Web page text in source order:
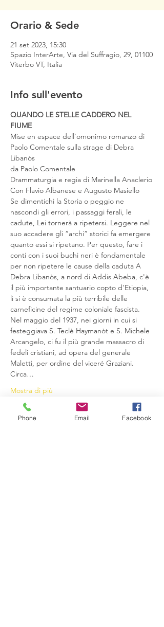
Orario & Sede
21 set 2023, 15:30
Spazio InterArte, Via del Suffragio, 29, 01100
Viterbo VT, Italia
Info sull'evento
QUANDO LE STELLE CADDERO NEL
FIUME
Mise en espace dell’omonimo romanzo di
Paolo Comentale sulla strage di Debra
Libanòs
da Paolo Comentale
Drammaturgia e regia di Marinella Anaclerio
Con Flavio Albanese e Augusto Masiello
Se dimentichi la Storia o peggio ne
nascondi gli errori, i passaggi ferali, le
cadute, Lei tornerà a ripetersi. Leggere nel
suo accadere gli “archi” storici fa emergere
quanto essi si ripetano. Per questo, fare i
conti con i suoi buchi neri è fondamentale
per non ripetere le cause della caduta A
Debra Libanòs, a nord di Addis Abeba, c'è
il più importante santuario copto d'Etiopia,
lì si è consumata la più terribile delle
carneficine del regime coloniale fascista.
Nel maggio del 1937, nei giorni in cui si
festeggiava S. Teclè Haymanòt e S. Michele
Arcangelo, ci fu il più grande massacro di
fedeli cristiani, ad opera del generale
Maletti, per ordine del viceré Graziani.
Circa…
Mostra di più
Phone Email Facebook